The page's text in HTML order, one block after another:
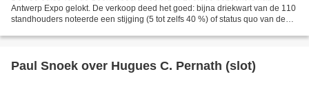
Antwerp Expo gelokt. De verkoop deed het goed: bijna driekwart van de 110
standhouders noteerde een stijging (5 tot zelfs 40 %) of status quo van de
Paul Snoek over Hugues C. Pernath (slot)